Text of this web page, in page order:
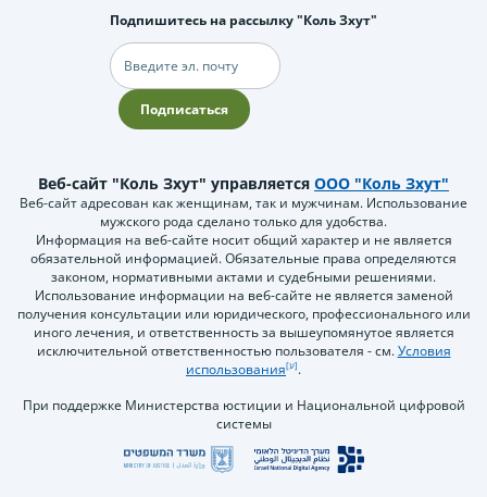
Подпишитесь на рассылку "Коль Зхут"
Электронная
почта
Подписаться
Веб-сайт "Коль Зхут" управляется ООО "Коль Зхут"
Веб-сайт адресован как женщинам, так и мужчинам. Использование
мужского рода сделано только для удобства.
Информация на веб-сайте носит общий характер и не является
обязательной информацией. Обязательные права определяются
законом, нормативными актами и судебными решениями.
Использование информации на веб-сайте не является заменой
получения консультации или юридического, профессионального или
иного лечения, и ответственность за вышеупомянутое является
исключительной ответственностью пользователя - см.Условия
использования
.
При поддержке Министерства юстиции и Национальной цифровой
системы